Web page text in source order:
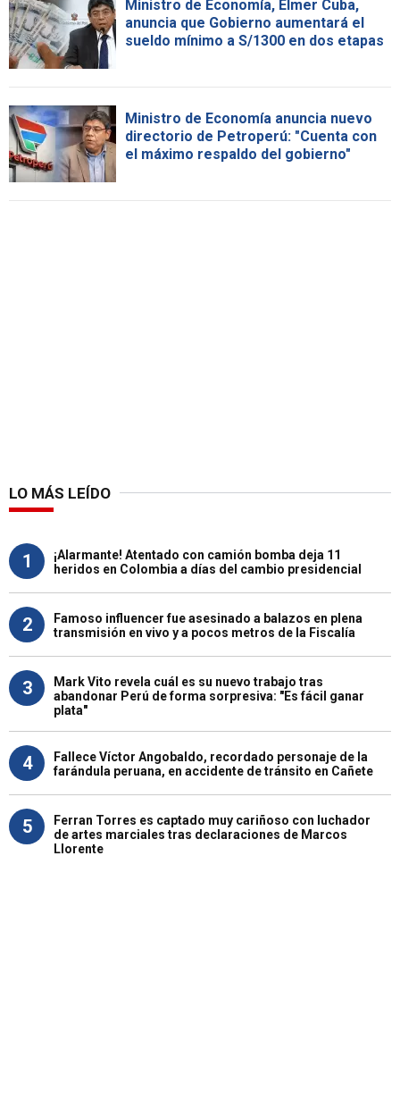
Ministro de Economía, Elmer Cuba,
anuncia que Gobierno aumentará el
sueldo mínimo a S/1300 en dos etapas
Ministro de Economía anuncia nuevo
directorio de Petroperú: "Cuenta con
el máximo respaldo del gobierno"
LO MÁS LEÍDO
1
¡Alarmante! Atentado con camión bomba deja 11
heridos en Colombia a días del cambio presidencial
2
Famoso influencer fue asesinado a balazos en plena
transmisión en vivo y a pocos metros de la Fiscalía
3
Mark Vito revela cuál es su nuevo trabajo tras
abandonar Perú de forma sorpresiva: "Es fácil ganar
plata"
4
Fallece Víctor Angobaldo, recordado personaje de la
farándula peruana, en accidente de tránsito en Cañete
5
Ferran Torres es captado muy cariñoso con luchador
de artes marciales tras declaraciones de Marcos
Llorente